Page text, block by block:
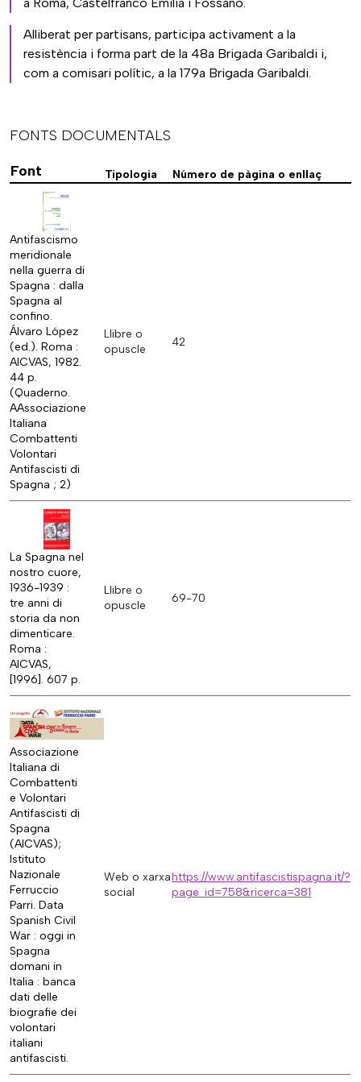
Alliberat per partisans, participa activament a la
resistència i forma part de la 48a Brigada Garibaldi i,
com a comisari polític, a la 179a Brigada Garibaldi.
FONTS DOCUMENTALS
Font
Tipologia Número de pàgina o enllaç
Antifascismo
meridionale
nella guerra di
Spagna : dalla
Spagna al
confino.
Álvaro López
(ed.). Roma :
AICVAS, 1982.
44 p.
(Quaderno.
AAssociazione
Italiana
Combattenti
Volontari
Antifascisti di
Spagna ; 2)
Llibre o
opuscle
42
La Spagna nel
nostro cuore,
1936-1939 :
tre anni di
storia da non
dimenticare.
Roma :
AICVAS,
[1996]. 607 p.
Llibre o
opuscle
69-70
Associazione
Italiana di
Combattenti
e Volontari
Antifascisti di
Spagna
(AICVAS);
Istituto
Nazionale
Ferruccio
Parri. Data
Spanish Civil
War : oggi in
Spagna
domani in
Italia : banca
dati delle
biografie dei
volontari
italiani
antifascisti.
Web o xarxa
social
https://www.antifascistispagna.it/?
page_id=758&ricerca=381